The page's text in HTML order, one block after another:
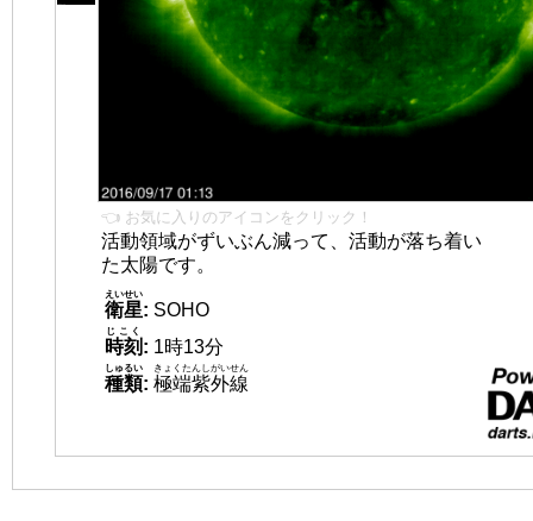
👈 お気に入りのアイコンをクリック！
活動領域がずいぶん減って、活動が落ち着い
た太陽です。
衛星
えいせい
: SOHO
時刻
じこく
: 1時13分
種類
しゅるい
: 極端紫外線
きょくたんしがいせん